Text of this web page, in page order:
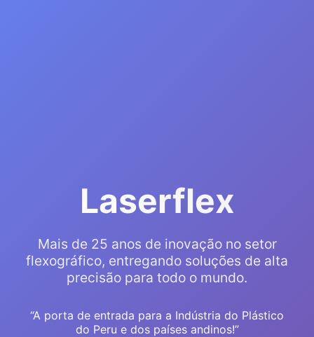
Laserflex
Mais de 25 anos de inovação no setor
flexográfico, entregando soluções de alta
precisão para todo o mundo.
“A porta de entrada para a Indústria do Plástico
do Peru e dos países andinos!”